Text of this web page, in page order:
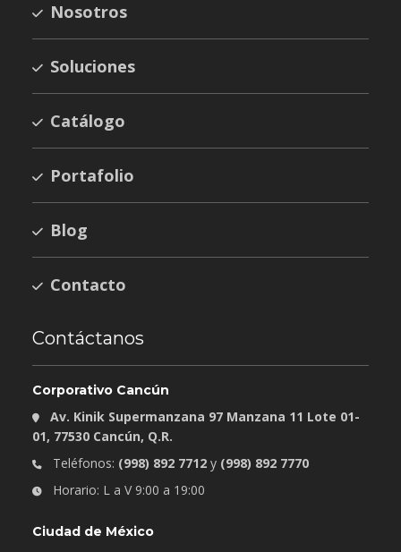
Nosotros
Soluciones
Catálogo
Portafolio
Blog
Contacto
Contáctanos
Corporativo Cancún
Av. Kinik Supermanzana 97 Manzana 11 Lote 01-
01, 77530 Cancún, Q.R.
Teléfonos: (998) 892 7712 y (998) 892 7770
Horario: L a V 9:00 a 19:00
Ciudad de México